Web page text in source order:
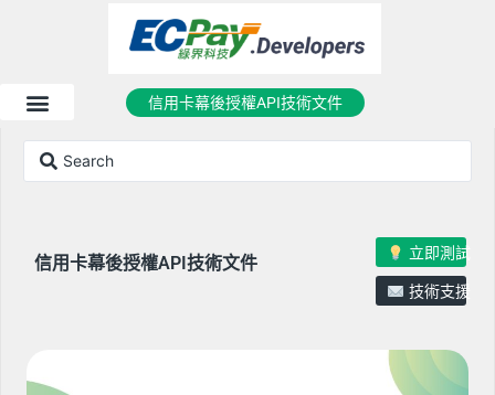
信用卡幕後授權API技術文件
信用卡幕後授權API技術文件 立即測試
技術支援